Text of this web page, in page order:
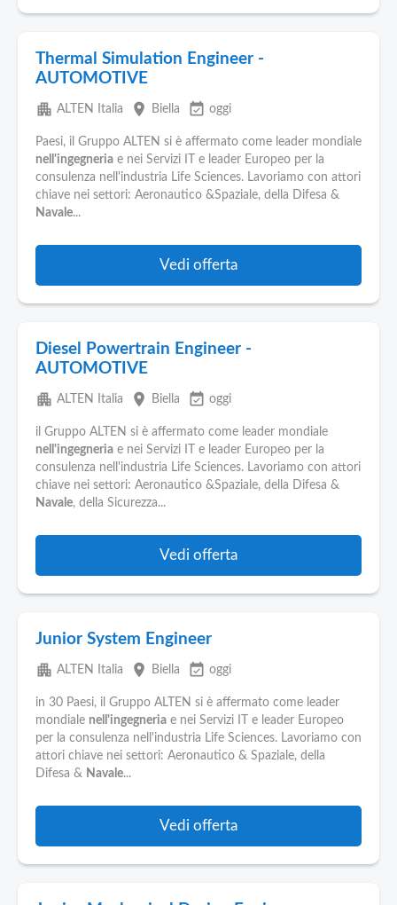
Thermal Simulation Engineer -
AUTOMOTIVE
apartment ALTEN Italia place Biella event_available oggi
Paesi, il Gruppo ALTEN si è affermato come leader mondiale
nell'ingegneria e nei Servizi IT e leader Europeo per la
consulenza nell'industria Life Sciences. Lavoriamo con attori
chiave nei settori: Aeronautico &Spaziale, della Difesa &
Navale...
Vedi offerta
Diesel Powertrain Engineer -
AUTOMOTIVE
apartment ALTEN Italia place Biella event_available oggi
il Gruppo ALTEN si è affermato come leader mondiale
nell'ingegneria e nei Servizi IT e leader Europeo per la
consulenza nell'industria Life Sciences. Lavoriamo con attori
chiave nei settori: Aeronautico &Spaziale, della Difesa &
Navale, della Sicurezza...
Vedi offerta
Junior System Engineer
apartment ALTEN Italia place Biella event_available oggi
in 30 Paesi, il Gruppo ALTEN si è affermato come leader
mondiale nell'ingegneria e nei Servizi IT e leader Europeo
per la consulenza nell'industria Life Sciences. Lavoriamo con
attori chiave nei settori: Aeronautico & Spaziale, della
Difesa & Navale...
Vedi offerta